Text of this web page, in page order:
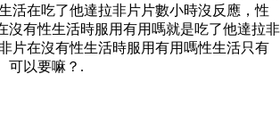
活在吃了他達拉非片片數小時沒反應，性
沒有性生活時服用有用嗎就是吃了他達拉非
片在沒有性生活時服用有用嗎性生活只有
可以要嘛？.